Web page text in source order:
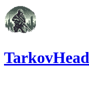
TarkovHead